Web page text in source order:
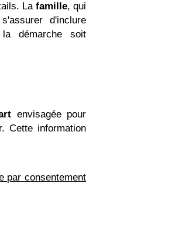
La famille, qui
d'inclure
démarche soit
envisagée pour
Cette information
par consentement